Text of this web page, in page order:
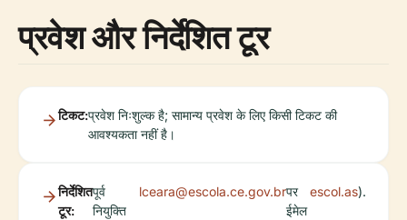
प्रवेश और निर्देशित टूर
टिकट:प्रवेश निःशुल्क है; सामान्य प्रवेश के लिए किसी टिकट की
आवश्यकता नहीं है।
निर्देशित
टूर:
पूर्व
नियुक्ति
lceara@escola.ce.gov.brपर
ईमेल
escol.as).